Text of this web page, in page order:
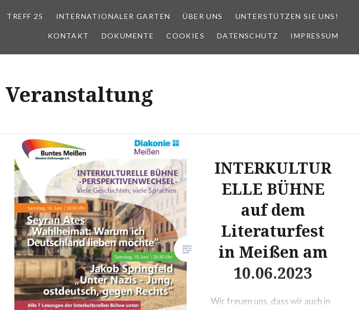
TREFF 25 INTERNATIONALER GARTEN ÜBER UNS UNTERSTÜTZEN SIE UNS!
KONTAKT DOKUMENTE COOKIES DATENSCHUTZ IMPRESSUM
Veranstaltung
INTERKULTUR
ELLE BÜHNE
auf dem
Literaturfest
in Meißen am
10.06.2023
Wir freuen uns, dass wir auch in